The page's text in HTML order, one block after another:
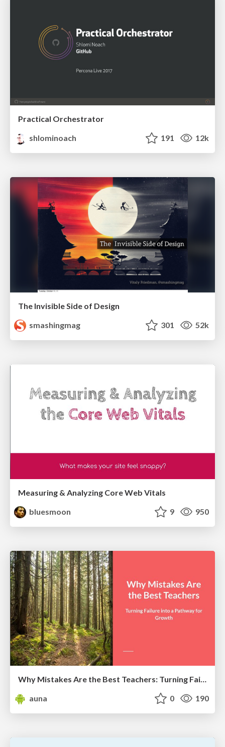
Practical Orchestrator
shlominoach
191 12k
The Invisible Side of Design
smashingmag
301 52k
Measuring & Analyzing Core Web Vitals
bluesmoon
9 950
Why Mistakes Are the Best Teachers: Turning Failure into a Pathway for Growth
auna
0 190